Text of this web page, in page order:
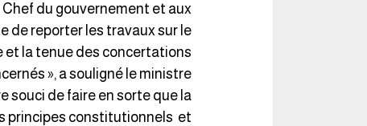
Chef du gouvernement et aux
de reporter les travaux sur le
et la tenue des concertations
», a souligné le ministre.
souci de faire en sorte que la
principes constitutionnels et